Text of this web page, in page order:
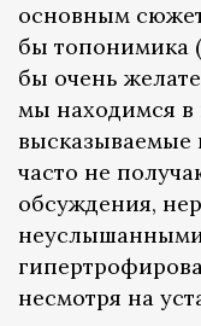
основным
бы топонимика
бы очень
мы находимся в
высказываемые
часто не
обсуждения,
несмотря на